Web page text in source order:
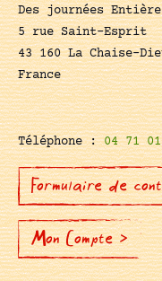
Des journées
5 rue Saint-Esprit
43 160 La Chaise-
France
Téléphone :04 71
Formulaire de
Mon Compte >